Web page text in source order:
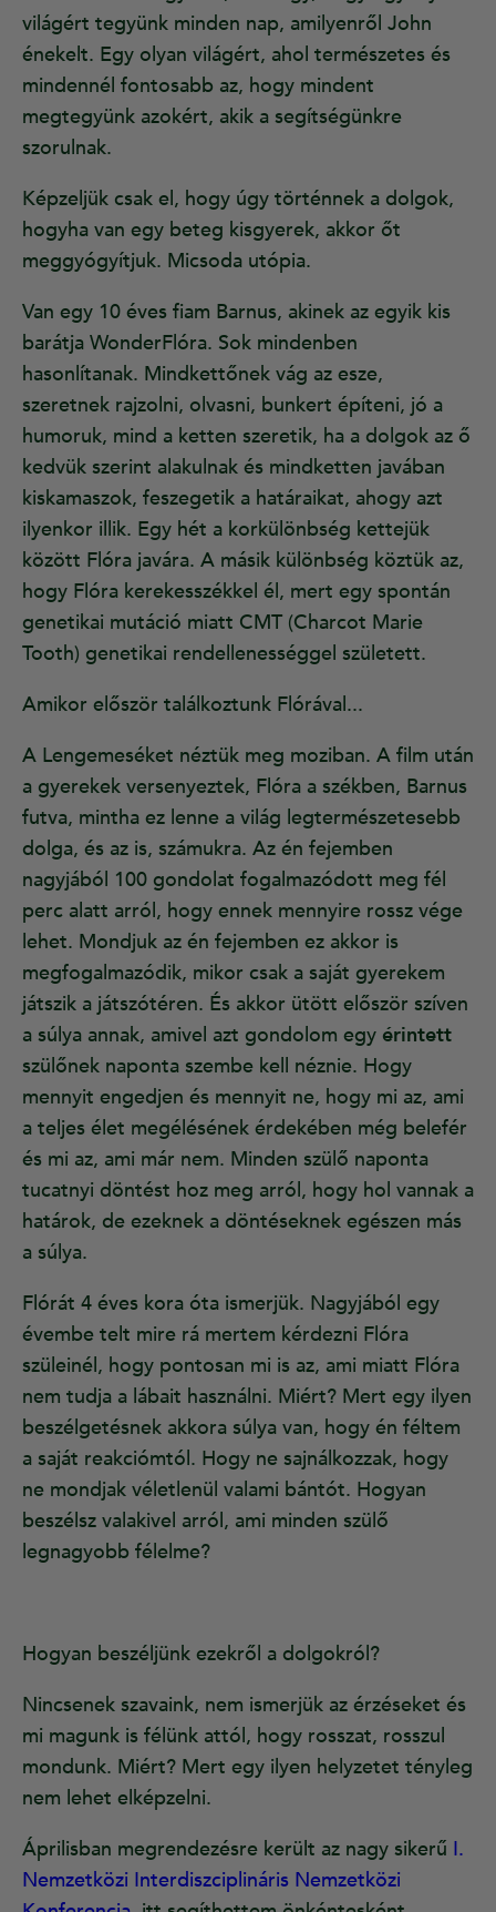
világért tegyünk minden nap, amilyenről John
énekelt. Egy olyan világért, ahol természetes és
mindennél fontosabb az, hogy mindent
megtegyünk azokért, akik a segítségünkre
szorulnak.
Képzeljük csak el, hogy úgy történnek a dolgok,
hogyha van egy beteg kisgyerek, akkor őt
meggyógyítjuk. Micsoda utópia.
Van egy 10 éves fiam Barnus, akinek az egyik kis
barátja WonderFlóra. Sok mindenben
hasonlítanak. Mindkettőnek vág az esze,
szeretnek rajzolni, olvasni, bunkert építeni, jó a
humoruk, mind a ketten szeretik, ha a dolgok az ő
kedvük szerint alakulnak és mindketten javában
kiskamaszok, feszegetik a határaikat, ahogy azt
ilyenkor illik. Egy hét a korkülönbség kettejük
között Flóra javára. A másik különbség köztük az,
hogy Flóra kerekesszékkel él, mert egy spontán
genetikai mutáció miatt CMT (Charcot Marie
Tooth) genetikai rendellenességgel született.
Amikor először találkoztunk Flórával...
A Lengemeséket néztük meg moziban. A film után
a gyerekek versenyeztek, Flóra a székben, Barnus
futva, mintha ez lenne a világ legtermészetesebb
dolga, és az is, számukra. Az én fejemben
nagyjából 100 gondolat fogalmazódott meg fél
perc alatt arról, hogy ennek mennyire rossz vége
lehet. Mondjuk az én fejemben ez akkor is
megfogalmazódik, mikor csak a saját gyerekem
játszik a játszótéren. És akkor ütött először szíven
a súlya annak, amivel azt gondolom egy érintett
szülőnek naponta szembe kell néznie. Hogy
mennyit engedjen és mennyit ne, hogy mi az, ami
a teljes élet megélésének érdekében még belefér
és mi az, ami már nem. Minden szülő naponta
tucatnyi döntést hoz meg arról, hogy hol vannak a
határok, de ezeknek a döntéseknek egészen más
a súlya.
Flórát 4 éves kora óta ismerjük. Nagyjából egy
évembe telt mire rá mertem kérdezni Flóra
szüleinél, hogy pontosan mi is az, ami miatt Flóra
nem tudja a lábait használni. Miért? Mert egy ilyen
beszélgetésnek akkora súlya van, hogy én féltem
a saját reakciómtól. Hogy ne sajnálkozzak, hogy
ne mondjak véletlenül valami bántót. Hogyan
beszélsz valakivel arról, ami minden szülő
legnagyobb félelme?
Hogyan beszéljünk ezekről a dolgokról?
Nincsenek szavaink, nem ismerjük az érzéseket és
mi magunk is félünk attól, hogy rosszat, rosszul
mondunk. Miért? Mert egy ilyen helyzetet tényleg
nem lehet elképzelni.
Áprilisban megrendezésre került az nagy sikerű I.
Nemzetközi Interdiszciplináris Nemzetközi